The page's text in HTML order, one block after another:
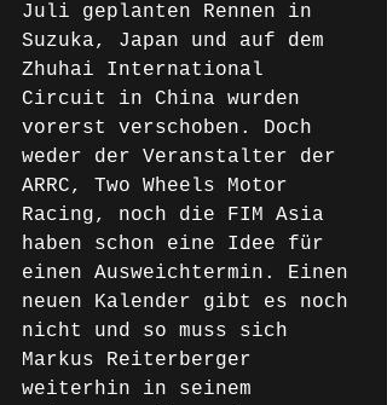
Juli geplanten Rennen in
Suzuka, Japan und auf dem
Zhuhai International
Circuit in China wurden
vorerst verschoben. Doch
weder der Veranstalter der
ARRC, Two Wheels Motor
Racing, noch die FIM Asia
haben schon eine Idee für
einen Ausweichtermin. Einen
neuen Kalender gibt es noch
nicht und so muss sich
Markus Reiterberger
weiterhin in seinem